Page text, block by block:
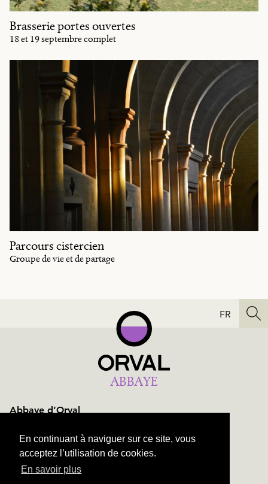
En continuant à naviguer sur ce site, vous
acceptez l’utilisation de cookies.
En savoir plus
Brasserie portes ouvertes
18 et 19 septembre complet
Parcours cistercien
Groupe de vie et de partage
ABBAYE
FR
Abbaye d’Orval
B-6823 Villers-devant-Orval
+ 32 61 31 10 60
NAVIGATION
ACCÈS PLAN DU SITE